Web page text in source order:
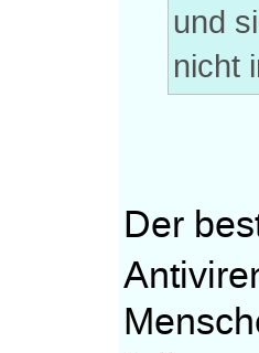
und
nicht
Der